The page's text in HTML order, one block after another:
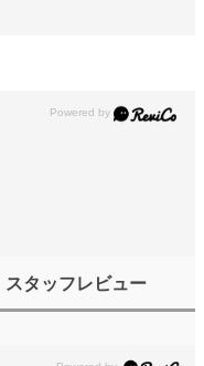
スタッフレビュー